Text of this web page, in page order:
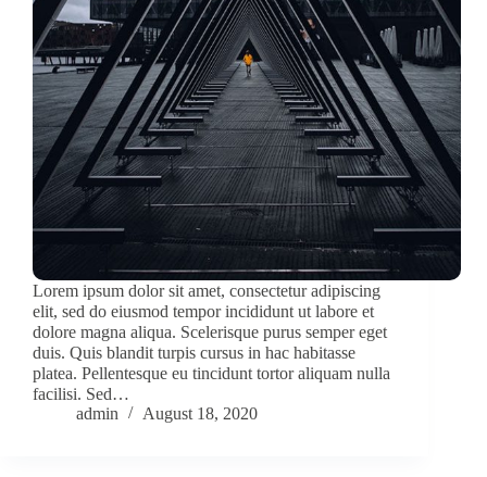
Lorem ipsum dolor sit amet, consectetur adipiscing
elit, sed do eiusmod tempor incididunt ut labore et
dolore magna aliqua. Scelerisque purus semper eget
duis. Quis blandit turpis cursus in hac habitasse
platea. Pellentesque eu tincidunt tortor aliquam nulla
facilisi. Sed…
admin
August 18, 2020